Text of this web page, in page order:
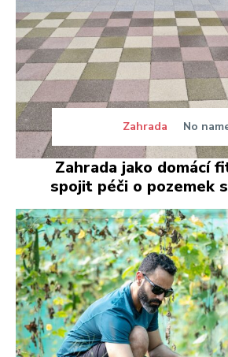
Zahrada No
Zahrada jako domácí
spojit péči o pozemek